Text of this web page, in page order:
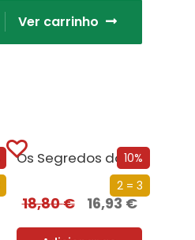
Ver carrinho
10%
2 = 3
Os Segredos do Profiling
18,80€ 16,93€